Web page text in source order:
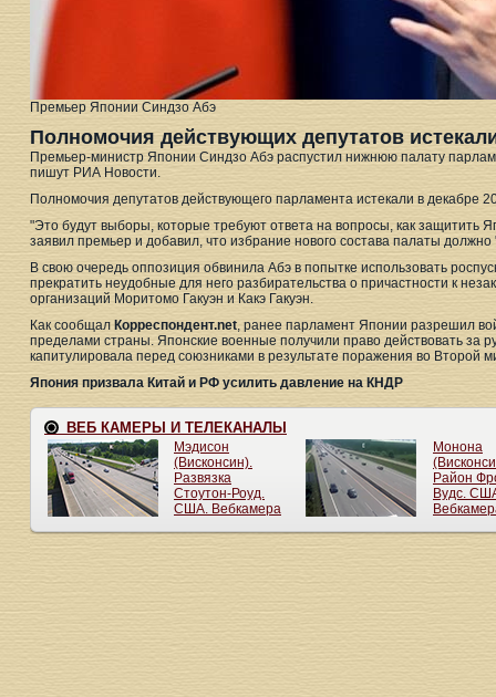
Премьер Японии Синдзо Абэ
Полномочия действующих депутатов
Премьер-министр Японии Синдзо Абэ распустил нижнюю палату
пишут РИА Новости.
Полномочия депутатов действующего парламента истекали в декабре
"Это будут выборы, которые требуют ответа на вопросы, как защитить
заявил премьер и добавил, что избрание нового состава палаты
В свою очередь оппозиция обвинила Абэ в попытке использовать
прекратить неудобные для него разбирательства о причастности к
организаций Моритомо Гакуэн и Какэ Гакуэн.
Как сообщал Корреспондент.net, ранее парламент Японии разрешил
пределами страны. Японские военные получили право действовать за
капитулировала перед союзниками в результате поражения во Второй
Япония призвала Китай и РФ усилить давление на КНДР